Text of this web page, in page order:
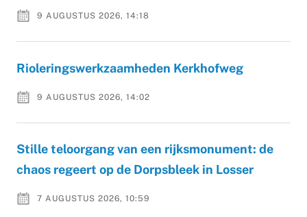
9 AUGUSTUS 2026, 14:18
Rioleringswerkzaamheden Kerkhofweg
9 AUGUSTUS 2026, 14:02
Stille teloorgang van een rijksmonument: de
chaos regeert op de Dorpsbleek in Losser
7 AUGUSTUS 2026, 10:59